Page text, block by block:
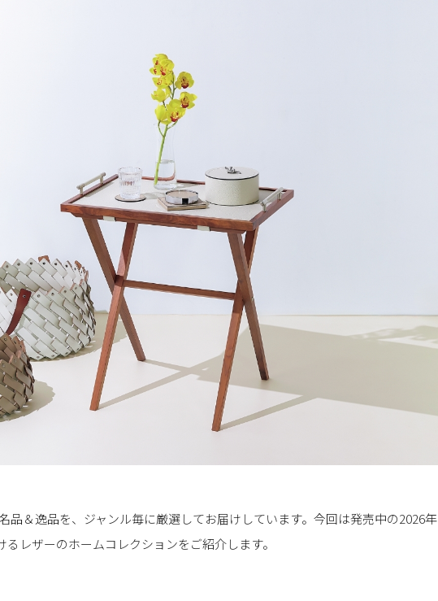
品＆逸品を、ジャンル毎に厳選してお届けしています。今回は発売中の2026年
レザーのホームコレクションをご紹介します。